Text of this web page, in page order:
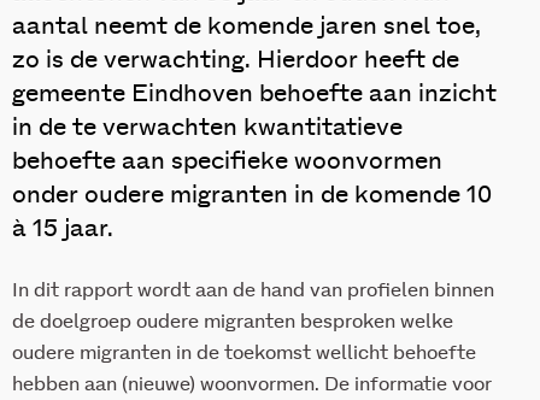
aantal neemt de komende jaren snel toe,
zo is de verwachting. Hierdoor heeft de
gemeente Eindhoven behoefte aan inzicht
in de te verwachten kwantitatieve
behoefte aan specifieke woonvormen
onder oudere migranten in de komende 10
à 15 jaar.
In dit rapport wordt aan de hand van profielen binnen
de doelgroep oudere migranten besproken welke
oudere migranten in de toekomst wellicht behoefte
hebben aan (nieuwe) woonvormen. De informatie voor